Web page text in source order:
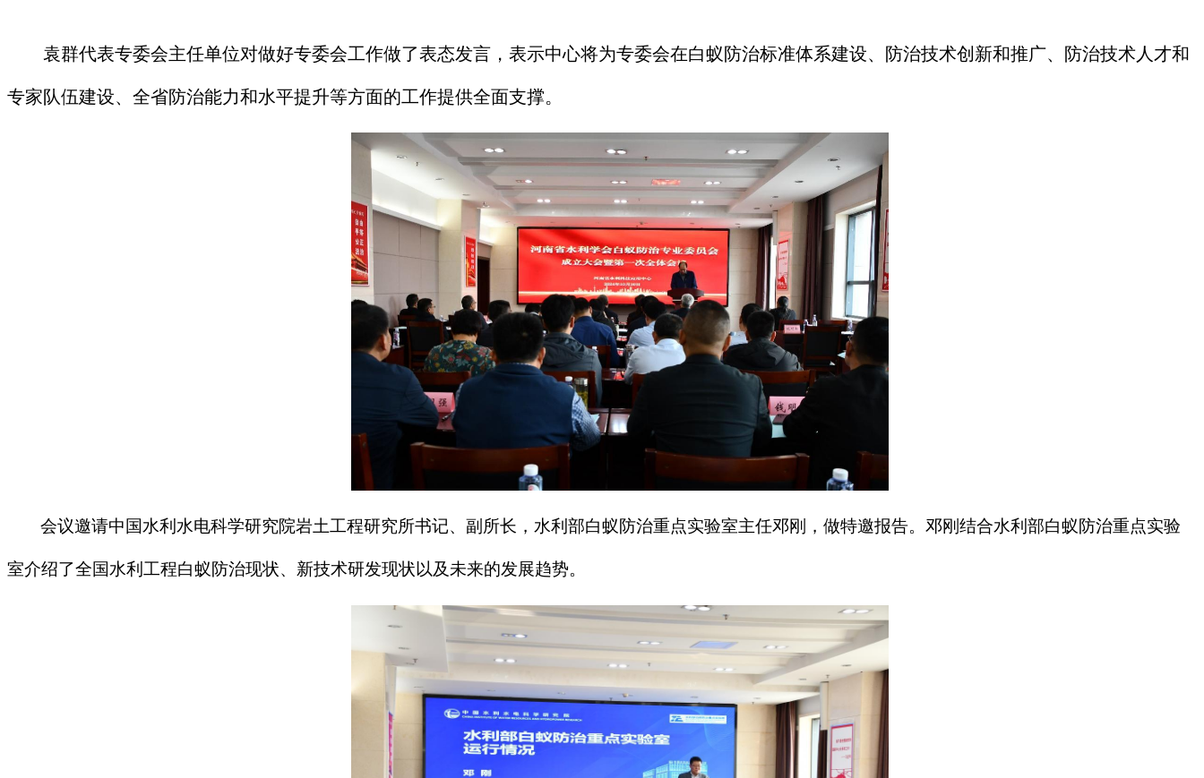
袁群代表专委会主任单位对做好专委会工作做了表态发言，表示中心将为专委会在白蚁防治标准体系建设、防治技术创新和推广、防治技术人才和
专家队伍建设、全省防治能力和水平提升等方面的工作提供全面支撑。
会议邀请中国水利水电科学研究院岩土工程研究所书记、副所长，水利部白蚁防治重点实验室主任邓刚，做特邀报告。邓刚结合水利部白蚁防治重点实验
室介绍了全国水利工程白蚁防治现状、新技术研发现状以及未来的发展趋势。